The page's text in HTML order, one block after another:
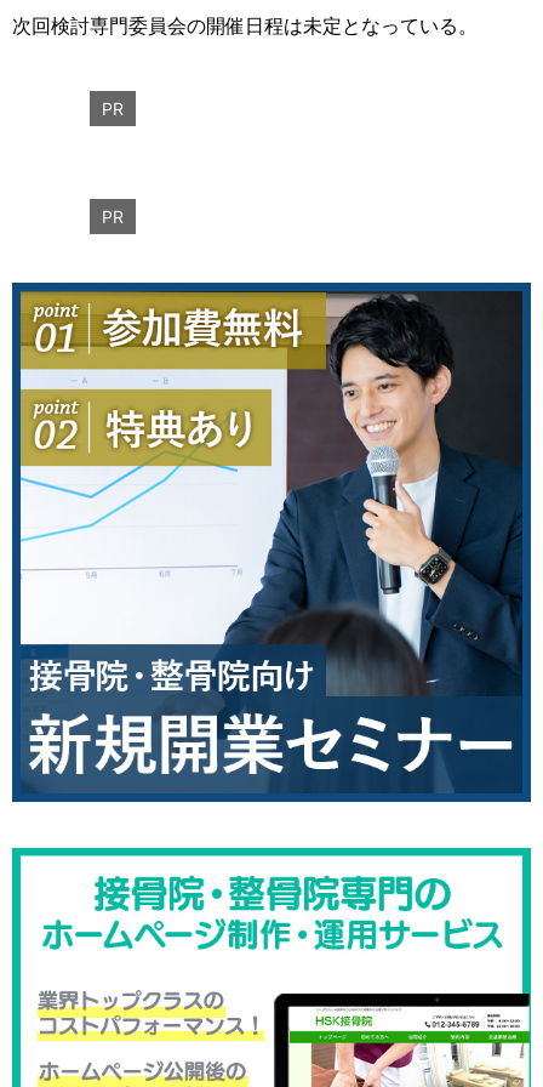
次回検討専門委員会の開催日程は未定となっている。
PR
PR